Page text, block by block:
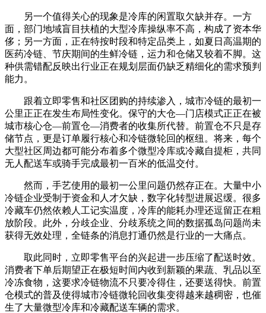
另一个值得关心的现象是冷库的闲置取欠缺并存。一方
面，部门地域盲目扶植的大型冷库操纵率不高，构成了资本华
侈；另一方面，正在特按时段和特定品类上，如夏日高温期的
医药冷链、节庆期间的生鲜冷链，运力和仓储又较着不脚。这
种供需错配反映出行业正在规划层面仍缺乏精细化的需求预判
能力。
跟着立即零售和社区团购的持续渗入，城市冷链的最初一
公里正正在发生布局性变化。保守的大仓—门店模式正正在被
城市核心仓—前置仓—消费者的收集所代替。前置仓不只是存
储节点，更是订单履行核心和冷链微轮回的枢纽。将来，每个
大型社区周边都可能分布着多个微型冷库或冷藏自提柜，共同
无人配送车或骑手完成最初一百米的低温交付。
然而，手艺使用的最初一公里问题仍然存正在。大量中小
冷链企业受制于资金和人才欠缺，数字化转型进展迟缓。很多
冷藏车仍然依赖人工记实温度，冷库的能耗办理还逗留正在粗
放阶段。此外，分歧企业、分歧系统之间的数据孤岛问题尚未
获得无效处理，全链条的消息打通仍然是行业的一大痛点。
取此同时，立即零售平台的兴起进一步压缩了配送时效。
消费者下单后期望正在极短时间内收到新颖的果蔬、乳品以至
冷冻食物，这要求冷链物流不只要冷得住，还要送得快。前置
仓模式的普及使得城市冷链微轮回收集变得越来越稠密，也催
生了大量微型冷库和冷藏配送车辆的需求。